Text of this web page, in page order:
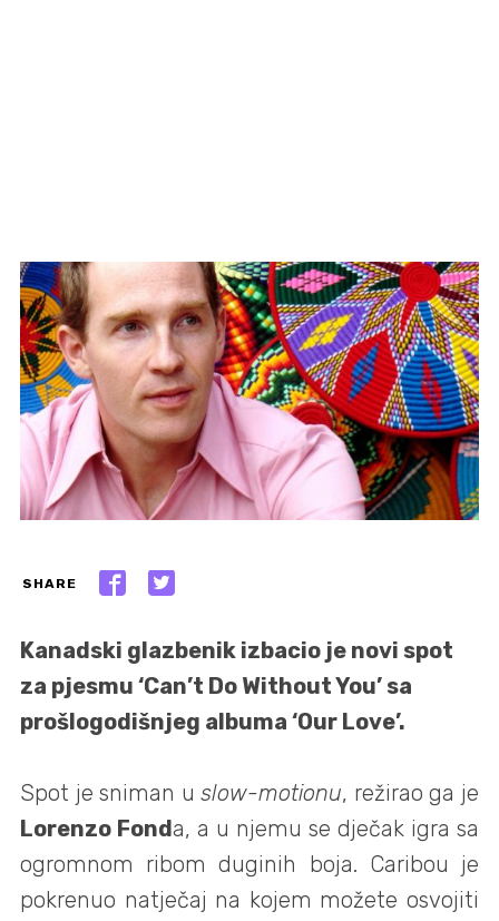
SHARE
Kanadski glazbenik izbacio je novi spot
za pjesmu ‘Can’t Do Without You’ sa
prošlogodišnjeg albuma ‘Our Love’.
Spot je sniman uslow-motionu, režirao ga je
Lorenzo Fonda, a u njemu se dječak igra sa
ogromnom ribom duginih boja. Caribou je
pokrenuo natječaj na kojem možete osvojiti